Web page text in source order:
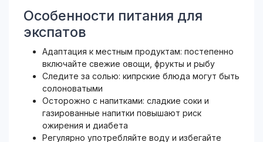
Особенности питания для
экспатов
Адаптация к местным продуктам: постепенно
включайте свежие овощи, фрукты и рыбу
Следите за солью: кипрские блюда могут быть
солоноватыми
Осторожно с напитками: сладкие соки и
газированные напитки повышают риск
ожирения и диабета
Регулярно употребляйте воду и избегайте